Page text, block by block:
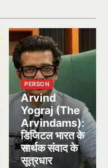
PERSON
Arvind
Yograj (The
Arvindams):
डिजिटल भारत के
सार्थक संवाद के
सूत्रधार